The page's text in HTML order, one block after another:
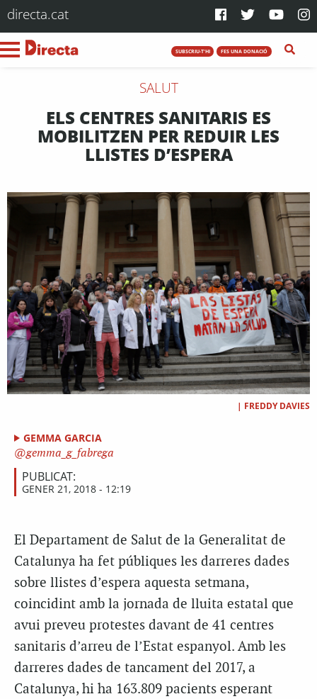
directa.cat
SUBSCRIU-T'HI FES UNA DONACIÓ
SALUT
ELS CENTRES SANITARIS ES
MOBILITZEN PER REDUIR LES
LLISTES D’ESPERA
| FREDDY DAVIES
GEMMA GARCIA
gemma_g_fabrega
PUBLICAT:
GENER 21, 2018 - 12:19
El Departament de Salut de la Generalitat de
Catalunya ha fet públiques les darreres dades
sobre llistes d’espera aquesta setmana,
coincidint amb la jornada de lluita estatal que
avui preveu protestes davant de 41 centres
sanitaris d’arreu de l’Estat espanyol. Amb les
darreres dades de tancament del 2017, a
Catalunya, hi ha 163.809 pacients esperant